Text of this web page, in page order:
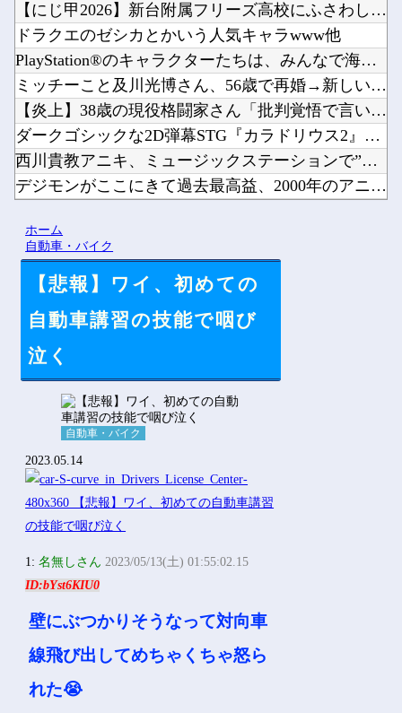
【にじ甲2026】新台附属フリーズ高校にふさわしい激アツ寄せ...
ドラクエのゼシカとかいう人気キャラwww他
PlayStation®のキャラクターたちは、みんなで海に行...
ミッチーこと及川光博さん、56歳で再婚→新しい命まで授かるｗ...
【炎上】38歳の現役格闘家さん「批判覚悟で言います。19歳の...
ダークゴシックな2D弾幕STG『カラドリウス2』発売決定！他
西川貴教アニキ、ミュージックステーションで”魅惑のマーメイド...
デジモンがここにきて過去最高益、2000年のアニメ放送当時を...
【にじ甲2026】アベヒパワヒって両立するんやな他
Powered by livedoor 相互RSS
ホーム
自動車・バイク
【悲報】ワイ、初めての
自動車講習の技能で咽び
泣く
自動車・バイク
2023.05.14
1:名無しさん 2023/05/13(土) 01:55:02.15
ID:bYst6KIU0
壁にぶつかりそうなって対向車
線飛び出してめちゃくちゃ怒ら
れた😭